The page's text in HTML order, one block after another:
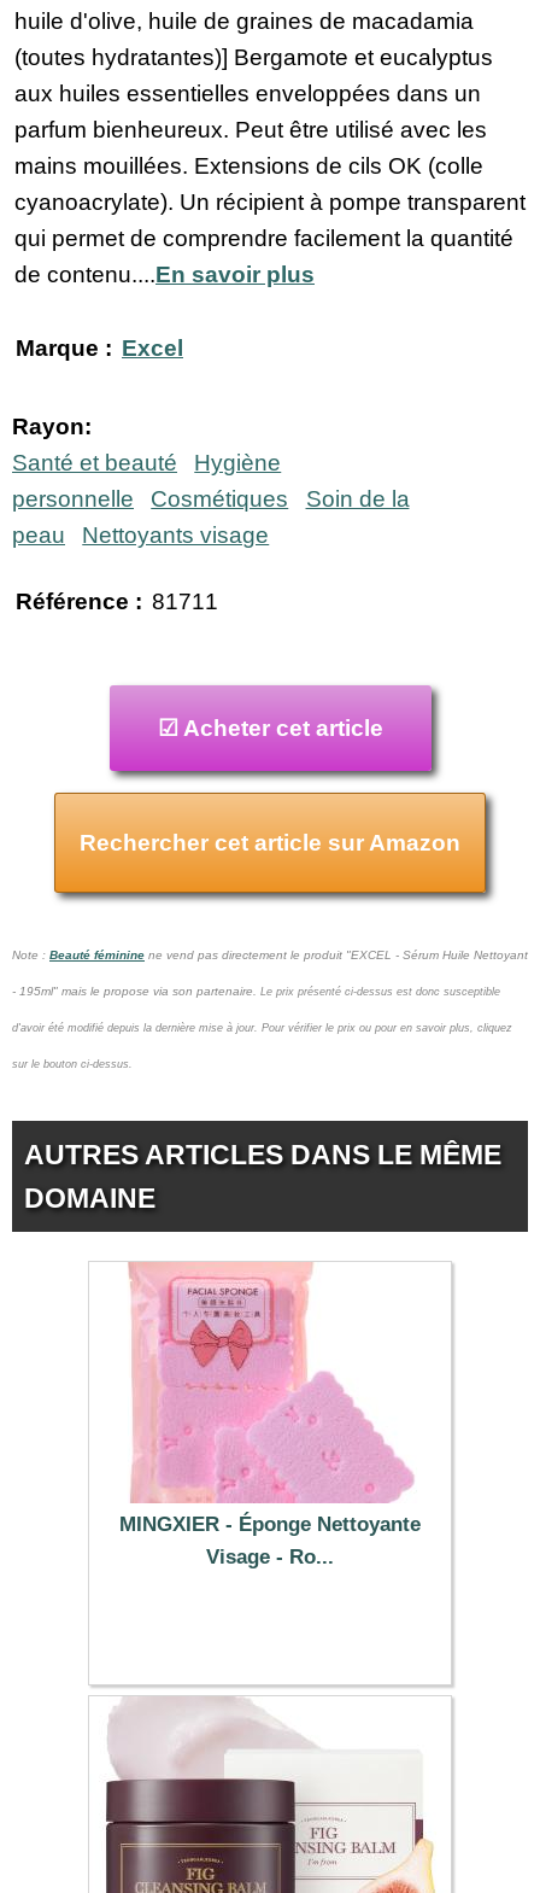
huile d'olive, huile de graines de macadamia
(toutes hydratantes)] Bergamote et eucalyptus
aux huiles essentielles enveloppées dans un
parfum bienheureux. Peut être utilisé avec les
mains mouillées. Extensions de cils OK (colle
cyanoacrylate). Un récipient à pompe transparent
qui permet de comprendre facilement la quantité
de contenu....En savoir plus
Marque : Excel
Rayon:
Santé et beauté
Hygiène
personnelle
Cosmétiques
Soin de la
peau
Nettoyants visage
Référence : 81711
☑ Acheter cet article
Rechercher cet article sur Amazon
Note : Beauté féminine ne vend pas directement le produit "EXCEL - Sérum Huile Nettoyant
- 195ml" mais le propose via son partenaire. Le prix présenté ci-dessus est donc susceptible
d'avoir été modifié depuis la dernière mise à jour. Pour vérifier le prix ou pour en savoir plus, cliquez
sur le bouton ci-dessus.
AUTRES ARTICLES DANS LE MÊME
DOMAINE
MINGXIER - Éponge Nettoyante
Visage - Ro...